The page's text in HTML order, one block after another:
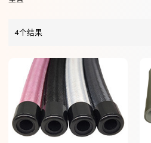
4个结果